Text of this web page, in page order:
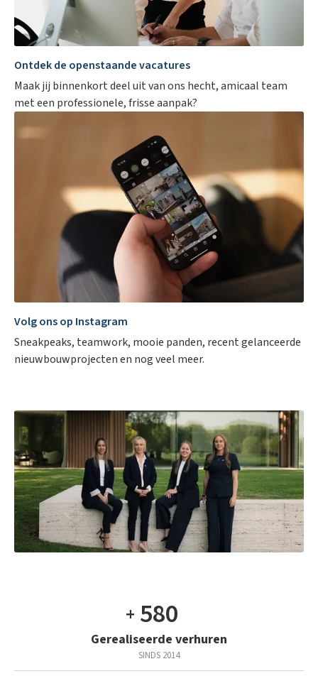
Appartement in Deinze
Nieuwbouwappartement met 1 slaapkamer in Liv de Molens
VERHUURD
Appartement met 2 slaapkamers gelegen op de Markt van Deinze
VERHUURD
Appartement in Wondelgem
Ontdek de openstaande vacatures
Maak jij binnenkort deel uit van ons hecht, amicaal team
met een professionele, frisse aanpak?
Volg ons op Instagram
Sneakpeaks, teamwork, mooie panden, recent gelanceerde
nieuwbouwprojecten en nog veel meer.
1.000
Gerealiseerde verhuren
SINDS 2014